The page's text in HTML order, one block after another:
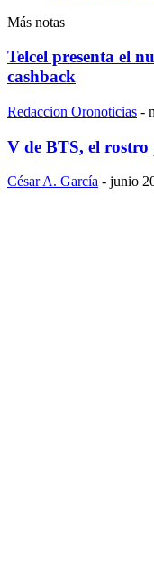
Más notas
Telcel presenta el
cashback
Redaccion Oronoticias -
V de BTS, el rostro
César A. García - junio